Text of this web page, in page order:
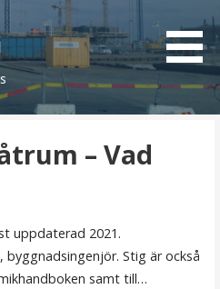
– Vad
uppdaterad 2021.
Stig är också
samt till…